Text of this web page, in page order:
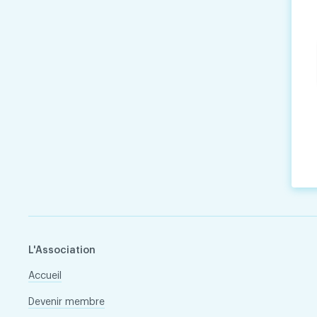
L'Association
Accueil
Devenir membre